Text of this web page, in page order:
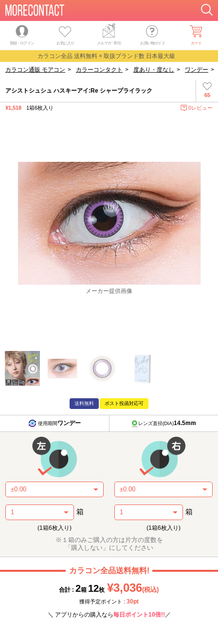
登録・ログイン お気に入り メルマガ・割引 お買い物ガイド カート
カラコン全品 送料無料 × 取扱ブランド数 日本最大級
カラコン通販 モアコン > カラーコンタクト > 度あり・度なし > ワンデー >
65
アシストシュシュ ハスキーアイ:Re シャープライラック
¥1,518 1箱6枚入り 0レビュー
メーカー提供画像
送料無料 ポスト投函対応可
使用期間ワンデー レンズ直径(DIA)14.5mm
箱
(1箱6枚入り)
箱
(1箱6枚入り)
※１箱のみご購入の方は片方の度数を
「購入しない」にしてください
カラコン全品送料無料!
合計 : 2箱 12枚 ¥3,036(税込)
獲得予定ポイント : 30pt
＼ アプリからの購入なら毎日ポイント10倍!! ／